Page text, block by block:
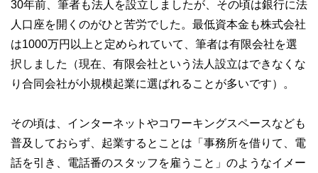
30年前、筆者も法人を設立しましたが、その頃は銀行に法
人口座を開くのがひと苦労でした。最低資本金も株式会社
は1000万円以上と定められていて、筆者は有限会社を選
択しました（現在、有限会社という法人設立はできなくな
り合同会社が小規模起業に選ばれることが多いです）。
その頃は、インターネットやコワーキングスペースなども
普及しておらず、起業するとことは「事務所を借りて、電
話を引き、電話番のスタッフを雇うこと」のようなイメー